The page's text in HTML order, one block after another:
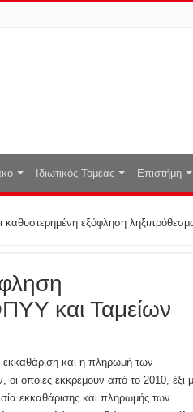
Ιδιωτικός Τομέας Επιστήμη
καθυστερημένη εξόφληση
και Ταμείων
και η πληρωμή των
οποίες εκκρεμούν από το 2010, έξι
εκκαθάρισης και πληρωμής των